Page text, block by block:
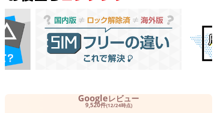
Googleレビュー
9,520件(12/24時点)